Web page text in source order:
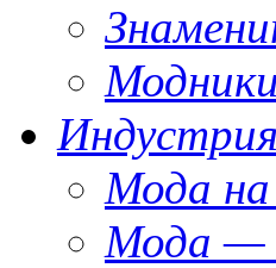
Мода
Мода —